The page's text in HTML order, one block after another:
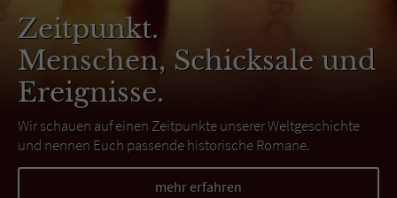
Zeitpunkt.
Menschen, Schicksale und
Ereignisse.
Wir schauen auf einen Zeitpunkte unserer Weltgeschichte
und nennen Euch passende historische Romane.
mehr erfahren